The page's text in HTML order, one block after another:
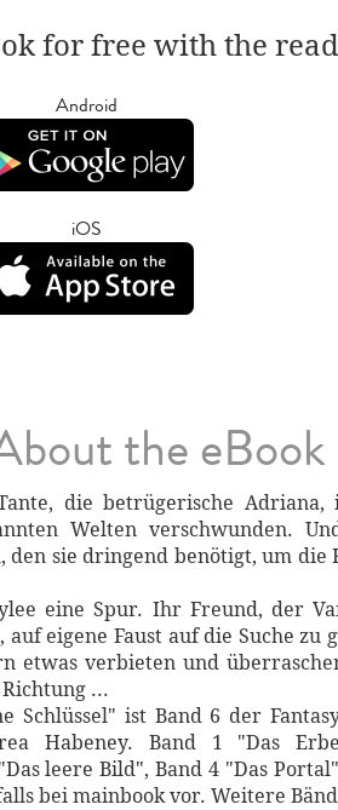
for free with the
Android
iOS
the eBook
die betrügerische
Welten verschwunden.
den sie dringend benötigt, um die
eine Spur. Ihr Freund, der
eigene Faust auf die Suche zu
etwas verbieten und
...
Schlüssel" ist Band 6 der
Habeney. Band 1 "Das
leere Bild", Band 4 "Das
bei mainbook vor. Weitere